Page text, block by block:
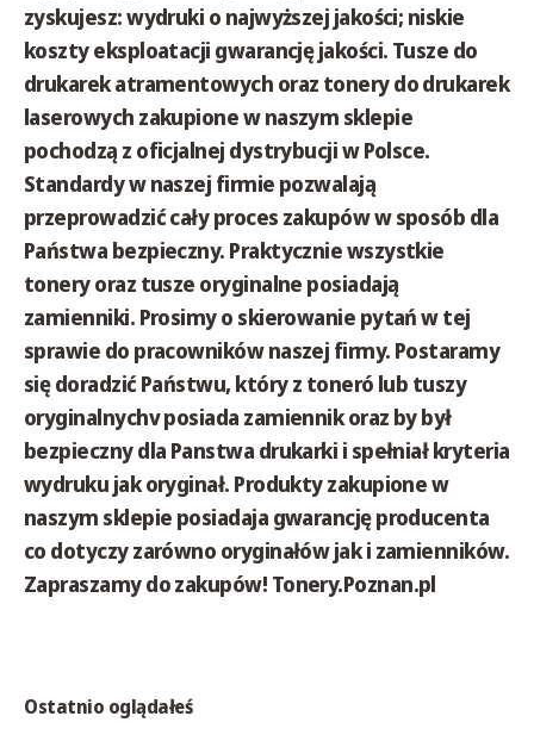
zyskujesz: wydruki o najwyższej jakości; niskie
koszty eksploatacji gwarancję jakości. Tusze do
drukarek atramentowych oraz tonery do drukarek
laserowych zakupione w naszym sklepie
pochodzą z oficjalnej dystrybucji w Polsce.
Standardy w naszej firmie pozwalają
przeprowadzić cały proces zakupów w sposób dla
Państwa bezpieczny. Praktycznie wszystkie
tonery oraz tusze oryginalne posiadają
zamienniki. Prosimy o skierowanie pytań w tej
sprawie do pracowników naszej firmy. Postaramy
się doradzić Państwu, który z toneró lub tuszy
oryginalnychv posiada zamiennik oraz by był
bezpieczny dla Panstwa drukarki i spełniał kryteria
wydruku jak oryginał. Produkty zakupione w
naszym sklepie posiadaja gwarancję producenta
co dotyczy zarówno oryginałów jak i zamienników.
Zapraszamy do zakupów! Tonery.Poznan.pl
Ostatnio oglądałeś